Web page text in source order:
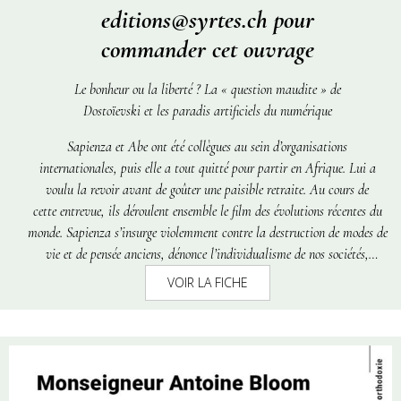
editions@syrtes.ch pour
commander cet ouvrage
Le bonheur ou la liberté ? La « question maudite » de
Dostoïevski et les paradis artificiels du numérique
Sapienza et Abe ont été collègues au sein d’organisations
internationales, puis elle a tout quitté pour partir en Afrique. Lui a
voulu la revoir avant de goûter une paisible retraite. Au cours de
cette entrevue, ils déroulent ensemble le film des évolutions récentes du
monde. Sapienza s’insurge violemment contre la destruction de modes de
vie et de pensée anciens, dénonce l’individualisme de nos sociétés,
déplore l’hypocrisie des Occidentaux face à la misère et critique leur
vision stéréotypée des Africains. Plus modéré, Abe estime que les valeurs
la « légende du Grand Zack ». Elle y met en scène deux hommes que
tout oppose : le Grand Zack, entrepreneur à succès ayant révolutionné
VOIR LA FICHE